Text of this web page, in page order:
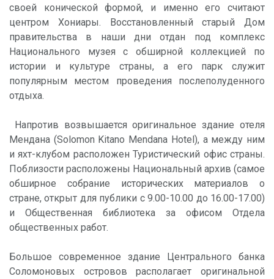
своей конической формой, и именно его считают
центром Хониары. Восстановленный старый Дом
правительства в наши дни отдан под комплекс
Национального музея с обширной коллекцией по
истории и культуре страны, а его парк служит
популярным местом проведения послеполуденного
отдыха.
Напротив возвышается оригинальное здание отеля
Мендана (Solomon Kitano Mendana Hotel), а между ним
и яхт-клубом расположен Туристический офис страны.
Поблизости расположены Национальный архив (самое
обширное собрание исторических материалов о
стране, открыт для публики с 9.00-10.00 до 16.00-17.00)
и Общественная библиотека за офисом Отдела
общественных работ.
Большое современное здание Центрального банка
Соломоновых островов располагает оригинальной